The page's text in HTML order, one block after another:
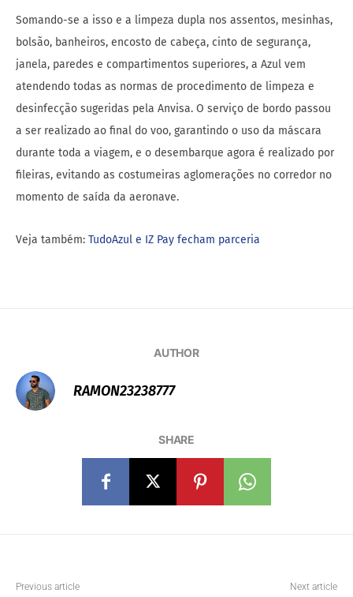
Somando-se a isso e a limpeza dupla nos assentos, mesinhas,
bolsão, banheiros, encosto de cabeça, cinto de segurança,
janela, paredes e compartimentos superiores, a Azul vem
atendendo todas as normas de procedimento de limpeza e
desinfecção sugeridas pela Anvisa. O serviço de bordo passou
a ser realizado ao final do voo, garantindo o uso da máscara
durante toda a viagem, e o desembarque agora é realizado por
fileiras, evitando as costumeiras aglomerações no corredor no
momento de saída da aeronave.
Veja também: TudoAzul e IZ Pay fecham parceria
AUTHOR
RAMON23238777
SHARE
Previous article
Next article